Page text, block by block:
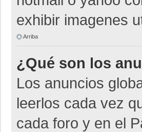
exhibir imagenes
Arriba
¿Qué son los
Los anuncios
leerlos cada vez
cada foro y en el